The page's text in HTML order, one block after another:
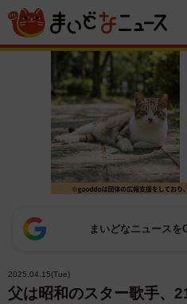
まいどなニュース
2025.04.15(Tue)
父は昭和のスター歌手、